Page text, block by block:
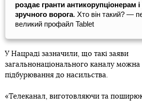
роздає гранти антикорупціонерам
зручного ворога. Хто він такий? —
великий профайл Tablet
У Нацраді зазначили, що такі заяви
загальнонаціонального каналу можна
підбурювання до насильства.
«Телеканал, виготовляючи та